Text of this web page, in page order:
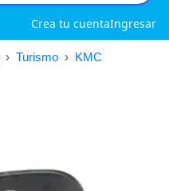
Crea tu cuentaIngresar
› Turismo › KMC